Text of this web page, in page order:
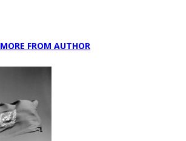
MORE FROM AUTHOR